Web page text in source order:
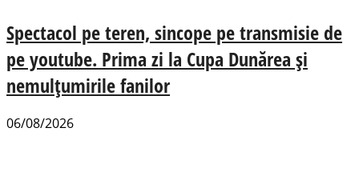
Spectacol pe teren, sincope pe transmisie de
pe youtube. Prima zi la Cupa Dunărea și
nemulțumirile fanilor
06/08/2026